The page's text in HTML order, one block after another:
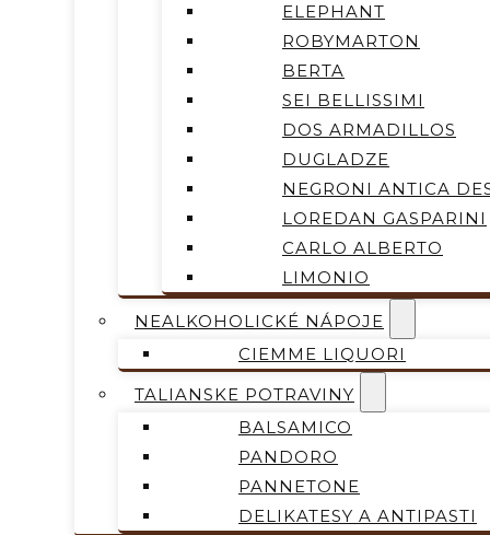
ELEPHANT
ROBYMARTON
BERTA
SEI BELLISSIMI
DOS ARMADILLOS
DUGLADZE
NEGRONI ANTICA
LOREDAN GASPARINI
CARLO ALBERTO
LIMONIO
NEALKOHOLICKÉ NÁPOJE
CIEMME LIQUORI
TALIANSKE POTRAVINY
BALSAMICO
PANDORO
PANNETONE
DELIKATESY A ANTIPASTI